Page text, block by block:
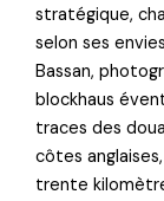
stratégique,
selon ses
Bassan,
blockhaus
traces des
côtes
trente